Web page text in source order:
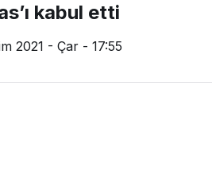
kabul etti
2021 - Çar - 17:55